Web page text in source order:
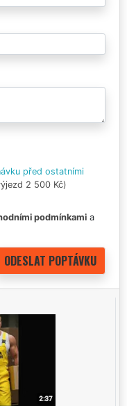
před ostatními
2 500 Kč)
podmínkami a